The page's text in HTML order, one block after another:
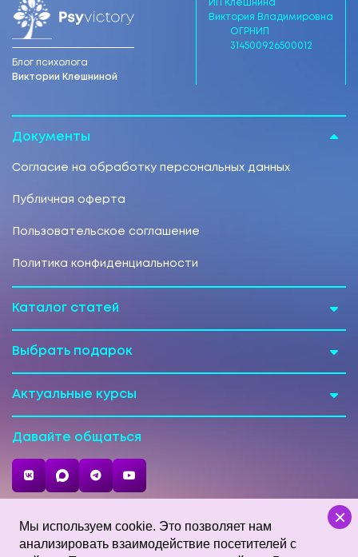
Блог психолога
Виктории Клешниной
ИП Клешнина
Виктория Владимировна
ОГРНИП
314500926500012
Документы
Согласие на обработку персональных данных
Публичная оферта
Пользовательское соглашение
Политика конфиденциальности
Каталог статей
Выбрать подарок
Актуальные курсы
Давайте общаться
Карта сайта
×
Мы используем cookie. Это позволяет нам
анализировать взаимодействие посетителей с